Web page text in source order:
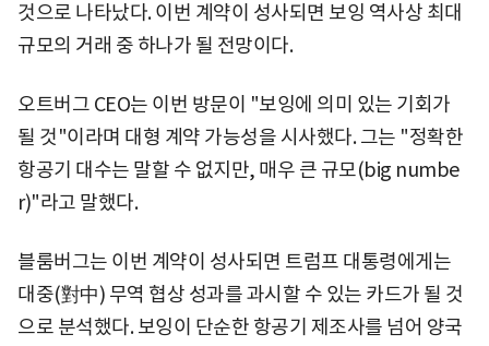
것으로 나타났다. 이번 계약이 성사되면 보잉 역사상 최대
규모의 거래 중 하나가 될 전망이다.
오트버그 CEO는 이번 방문이 "보잉에 의미 있는 기회가
될 것"이라며 대형 계약 가능성을 시사했다. 그는 "정확한
항공기 대수는 말할 수 없지만, 매우 큰 규모(big numbe
r)"라고 말했다.
블룸버그는 이번 계약이 성사되면 트럼프 대통령에게는
대중(對中) 무역 협상 성과를 과시할 수 있는 카드가 될 것
으로 분석했다. 보잉이 단순한 항공기 제조사를 넘어 양국